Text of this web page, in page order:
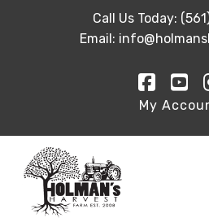
Call Us Today:
Email:
My